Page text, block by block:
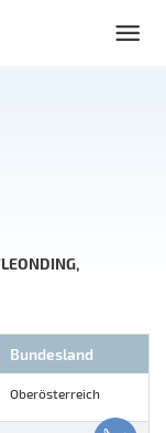
Bundesland
Oberösterreich